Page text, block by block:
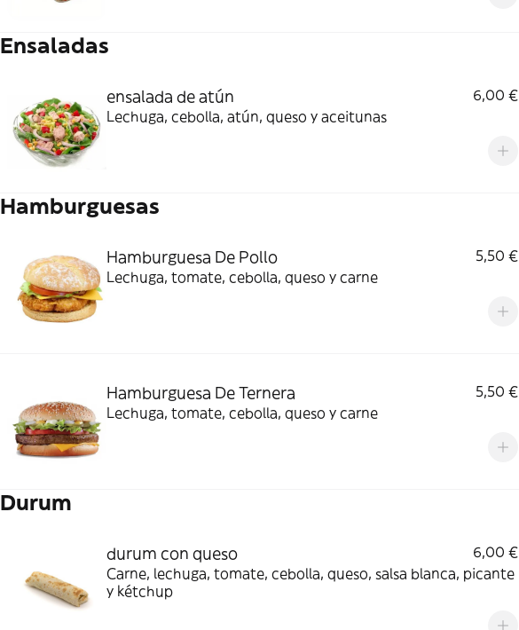
Ensaladas
ensalada de atún
6,00 €
Lechuga, cebolla, atún, queso y aceitunas
Hamburguesas
Hamburguesa De Pollo
5,50 €
Lechuga, tomate, cebolla, queso y carne
Hamburguesa De Ternera
5,50 €
Lechuga, tomate, cebolla, queso y carne
Durum
durum con queso
6,00 €
Carne, lechuga, tomate, cebolla, queso, salsa blanca, picante
y kétchup